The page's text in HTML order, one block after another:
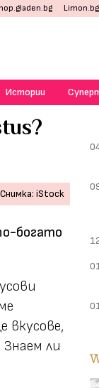
Limon.bg
Истории
Снимка: iStock
богато
вкусове,
ли